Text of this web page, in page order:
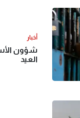
أخبار
شؤون
العيد